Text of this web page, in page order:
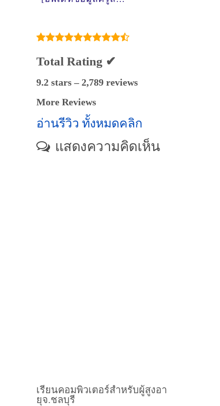
9:14:24]
Total Rating ✔
9.2 stars – 2,789 reviews
More Reviews
อ่านรีวิว ทั้งหมดคลิก
แสดงความคิดเห็น
เรียนคอมพิวเตอร์สำหรับผู้สูงอา
ยุจ.ชลบุรี